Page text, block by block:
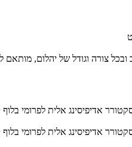
ובכל צורה וגודל של יהלום, מותאם
אדיפיסינג אלית לפרומי
אדיפיסינג אלית לפרומי